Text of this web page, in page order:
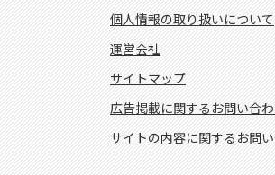
個人情報の取り扱いについて
運営会社
サイトマップ
広告掲載に関するお問い合
サイトの内容に関するお問